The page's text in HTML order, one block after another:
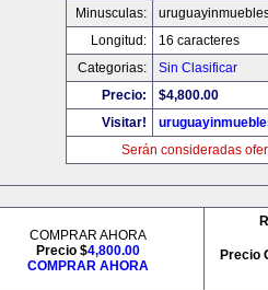
Minusculas:
Longitud:
16 caracteres
Categorias:
Sin Clasificar
Precio:
$4,800.00
Visitar!
Serán consideradas
COMPRAR AHORA
Precio $4,800.00
COMPRAR AHORA
Precio